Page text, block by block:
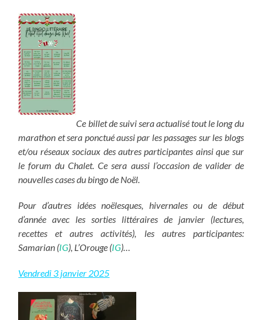
Ce billet de suivi sera actualisé tout le long du
marathon et sera ponctué aussi par les passages sur les blogs
et/ou réseaux sociaux des autres participantes ainsi que sur
le forum du Chalet. Ce sera aussi l’occasion de valider de
nouvelles cases du bingo de Noël.
Pour d’autres idées noëlesques, hivernales ou de début
d’année avec les sorties littéraires de janvier (lectures,
recettes et autres activités), les autres participantes:
Samarian (IG), L’Orouge (IG)…
Vendredi 3 janvier 2025